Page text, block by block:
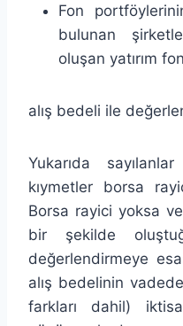
Fon
bulunan
oluşan yatırım
alış bedeli ile
Yukarıda
kıymetler borsa
Borsa rayici yoksa
bir şekilde
değerlendirmeye
alış bedelinin
farkları dahil)